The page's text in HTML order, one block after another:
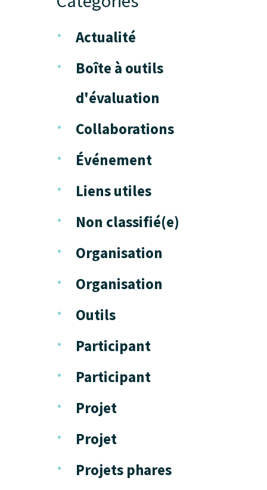
Actualité
Boîte à outils
d'évaluation
Collaborations
Événement
Liens utiles
Non classifié(e)
Organisation
Organisation
Outils
Participant
Participant
Projet
Projet
Projets phares